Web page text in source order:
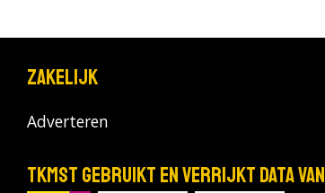
Zakelijk
Adverteren
TKMST gebruikt en verrijkt data van